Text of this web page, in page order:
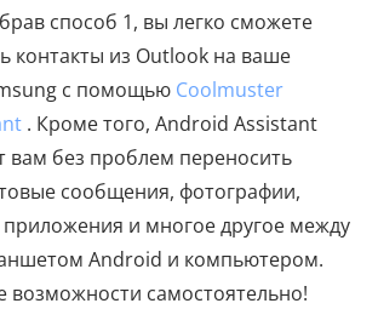
способ 1, вы легко сможете
контакты из Outlook на ваше
с помощью Coolmuster
. Кроме того, Android Assistant
вам без проблем переносить
сообщения, фотографии,
приложения и многое другое между
Android и компьютером.
возможности самостоятельно!